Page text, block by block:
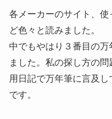
各メーカーのサイト、
ど色々と読みました。
中でもやはり３番目の
ました。私の探し方の
用日記で万年筆に言及
です。